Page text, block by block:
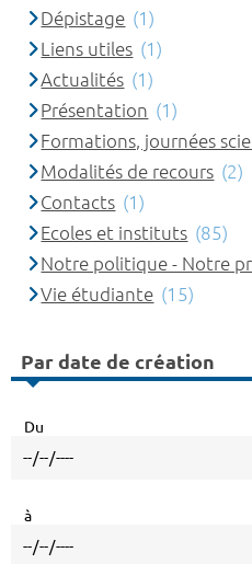
Dépistage (1)
Liens utiles (1)
Actualités (1)
Présentation (1)
Formations, journées
Modalités de recours (2)
Contacts (1)
Ecoles et instituts (85)
Notre politique - Notre
Vie étudiante (15)
Par date de création
Du
à